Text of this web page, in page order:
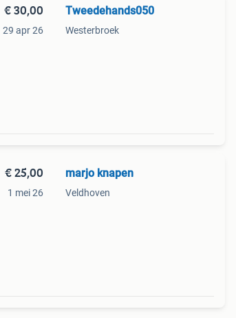
€ 30,00
29 apr 26
Tweedehands050
Westerbroek
€ 25,00
1 mei 26
marjo knapen
Veldhoven